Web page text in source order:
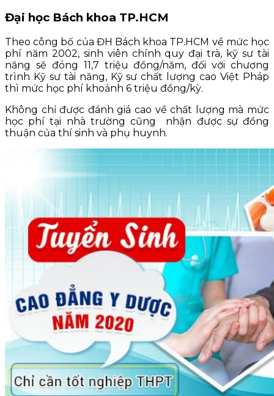
Đại học Bách khoa TP.HCM
Theo công bố của ĐH Bách khoa TP.HCM về mức học
phí năm 2002, sinh viên chính quy đại trà, kỹ sư tài
năng sẽ đóng 11,7 triệu đồng/năm, đối với chương
trình Kỹ sư tài năng, Kỹ sư chất lượng cao Việt Pháp
thì mức học phí khoảnh 6 triệu đồng/kỳ.
Không chỉ được đánh giá cao về chất lượng mà mức
học phí tại nhà trường cũng nhận được sự đồng
thuận của thí sinh và phụ huynh.